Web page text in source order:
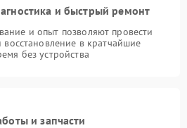
и быстрый ремонт
и опыт позволяют провести
восстановление в кратчайшие
без устройства
и запчасти